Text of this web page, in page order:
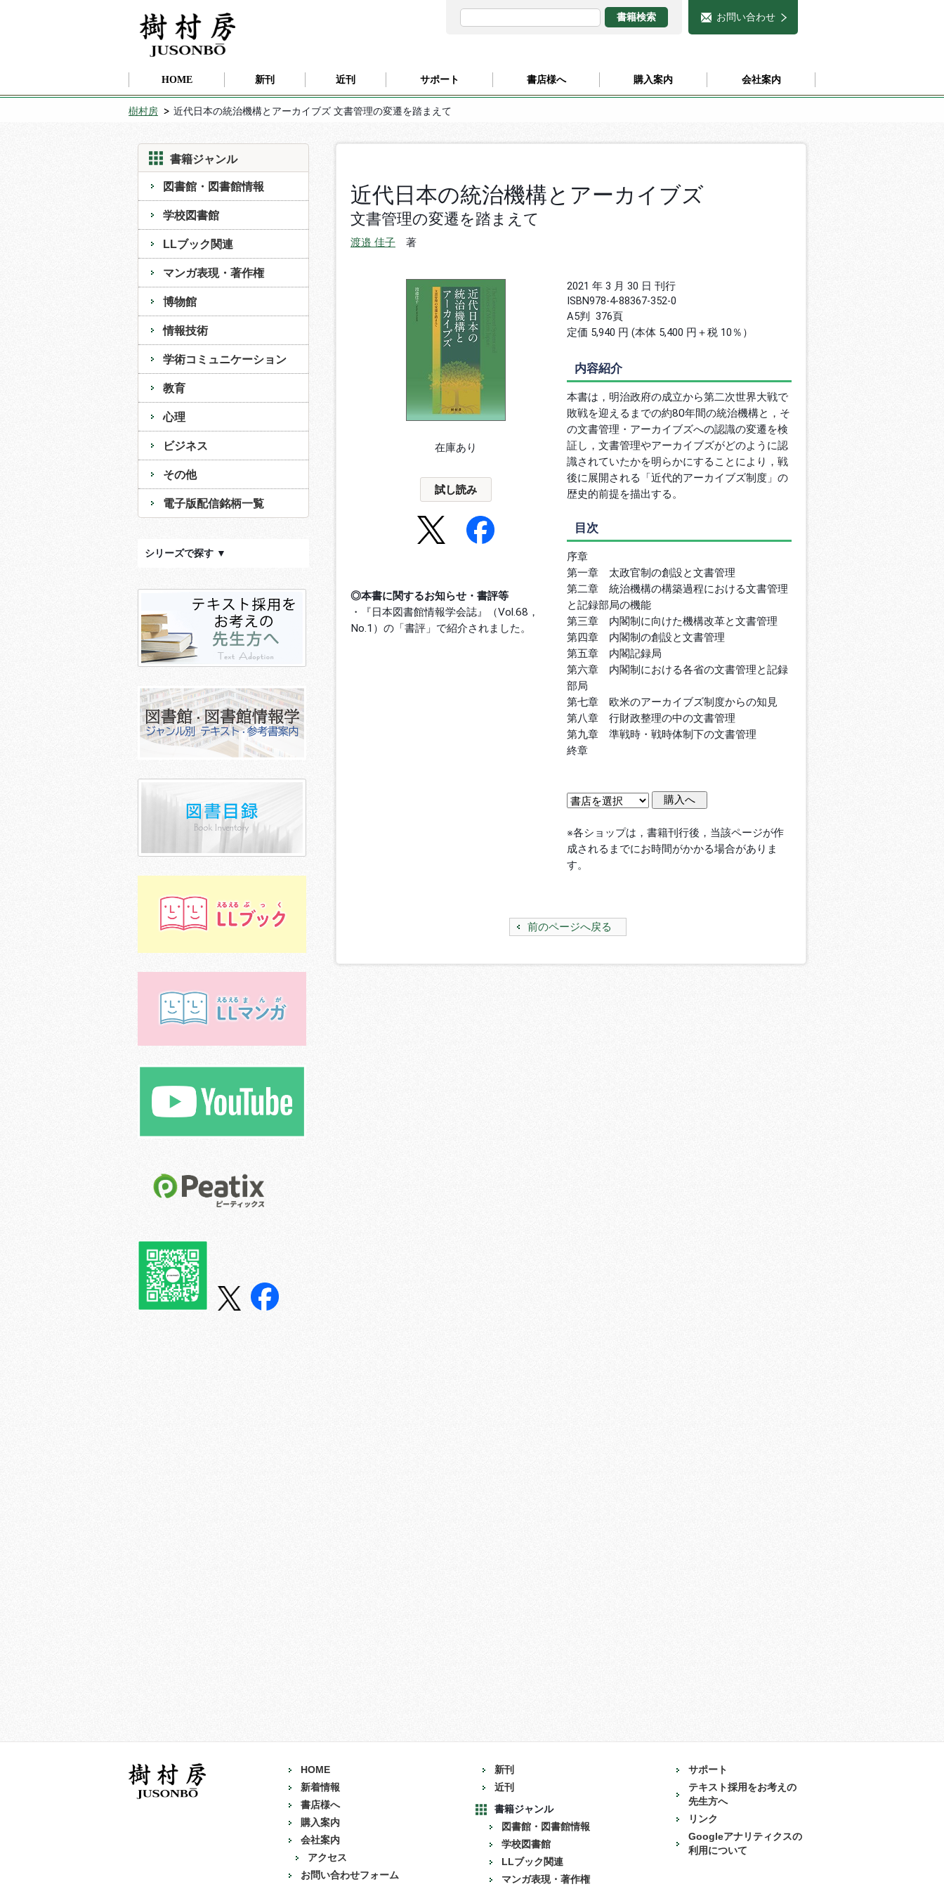
お問い合わせ
HOME 新刊 近刊 サポート 書店様へ 購入案内 会社案内
樹村房 近代日本の統治機構とアーカイブズ 文書管理の変遷を踏まえて
書籍ジャンル
図書館・図書館情報
学校図書館
LLブック関連
マンガ表現・著作権
博物館
情報技術
学術コミュニケーション
教育
心理
ビジネス
その他
電子版配信銘柄一覧
シリーズで探す ▼
近代日本の統治機構とアーカイブズ
文書管理の変遷を踏まえて
渡邉 佳子 著
在庫あり
試し読み
◎本書に関するお知らせ・書評等
・『日本図書館情報学会誌』（Vol.68，
No.1）の「書評」で紹介されました。
2021 年 3 月 30 日 刊行
ISBN978-4-88367-352-0
A5判 376頁
定価 5,940 円 (本体 5,400 円＋税 10％）
内容紹介
本書は，明治政府の成立から第二次世界大戦で
敗戦を迎えるまでの約80年間の統治機構と，そ
の文書管理・アーカイブズへの認識の変遷を検
証し，文書管理やアーカイブズがどのように認
識されていたかを明らかにすることにより，戦
後に展開される「近代的アーカイブズ制度」の
歴史的前提を描出する。
目次
序章
第一章 太政官制の創設と文書管理
第二章 統治機構の構築過程における文書管理
と記録部局の機能
第三章 内閣制に向けた機構改革と文書管理
第四章 内閣制の創設と文書管理
第五章 内閣記録局
第六章 内閣制における各省の文書管理と記録
部局
第七章 欧米のアーカイブズ制度からの知見
第八章 行財政整理の中の文書管理
第九章 準戦時・戦時体制下の文書管理
終章
※各ショップは，書籍刊行後，当該ページが作
成されるまでにお時間がかかる場合がありま
す。
前のページへ戻る
HOME
新着情報
書店様へ
購入案内
会社案内
アクセス
お問い合わせフォーム
新刊
近刊
書籍ジャンル
図書館・図書館情報
学校図書館
LLブック関連
マンガ表現・著作権
サポート
テキスト採用をお考えの
先生方へ
リンク
Googleアナリティクスの
利用について